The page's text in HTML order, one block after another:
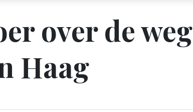
over de weg
Haag